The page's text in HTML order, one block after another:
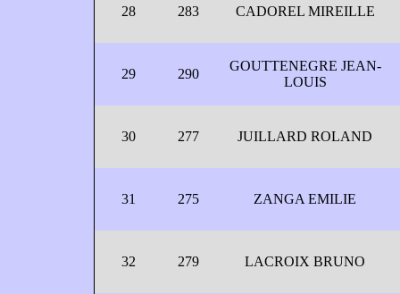
28 283 CADOREL MIREILLE
29 290
GOUTTENEGRE JEAN-
LOUIS
30 277 JUILLARD ROLAND
31 275 ZANGA EMILIE
32 279 LACROIX BRUNO